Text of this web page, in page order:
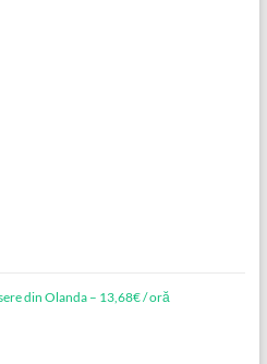
din Olanda – 13,68€ / oră